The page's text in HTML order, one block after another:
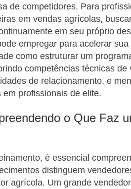
de competidores. Para
em vendas agrícolas,
em seu próprio
empregar para acelerar
como estruturar um
competências técnicas
de relacionamento, e
profissionais de elite.
o Que Faz
é essencial
distinguem
agrícola. Um grande